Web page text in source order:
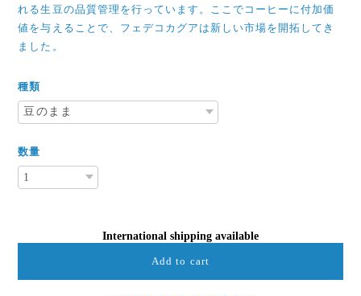
れる生豆の品質管理を行っています。ここでコーヒーに付加価
値を与えることで、フェデコカグアは新しい市場を開拓してき
ました。
種類
数量
International shipping available
Add to cart